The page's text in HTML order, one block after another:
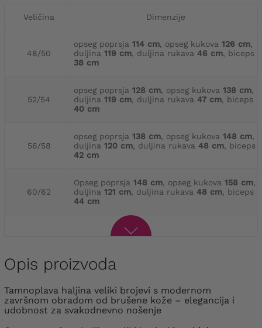
Veličina Dimenzije
48/50
opseg poprsja 114 cm, opseg kukova 126 cm,
duljina 119 cm, duljina rukava 46 cm, biceps
38 cm
52/54
opseg poprsja 128 cm, opseg kukova 138 cm,
duljina 119 cm, duljina rukava 47 cm, biceps
40 cm
56/58
opseg poprsja 138 cm, opseg kukova 148 cm,
duljina 120 cm, duljina rukava 48 cm, biceps
42 cm
60/62
Opseg poprsja 148 cm, opseg kukova 158 cm,
duljina 121 cm, duljina rukava 48 cm, biceps
44 cm
Opis proizvoda
Tamnoplava haljina veliki brojevi s modernom
završnom obradom od brušene kože – elegancija i
udobnost za svakodnevno nošenje